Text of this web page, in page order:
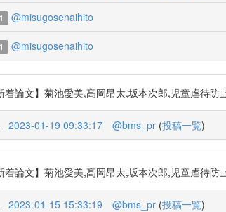
@misugosenaihito
1 @misugosenaihito
着論文】菊池愛美,髙岡昂太,坂本次郎,児童虐待
2023-01-19 09:33:17 @bms_pr (投稿一覧)
着論文】菊池愛美,髙岡昂太,坂本次郎,児童虐待
2023-01-15 15:33:19 @bms_pr (投稿一覧)